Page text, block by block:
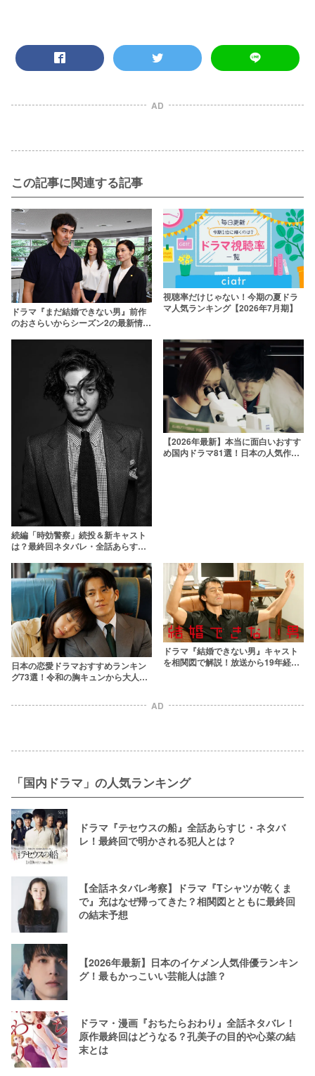
AD
この記事に関連する記事
ドラマ『まだ結婚できない男』前作
のおさらいからシーズン2の最新情報
視聴率だけじゃない！今期の夏ドラ
マ人気ランキング【2026年7月期】
続編「時効警察」続投＆新キャスト
は？最終回ネタバレ・全話あらすじ
【2026年最新】本当に面白いおすす
め国内ドラマ81選！日本の人気作品
日本の恋愛ドラマおすすめランキン
グ73選！令和の胸キュンから大人向
ドラマ『結婚できない男』キャスト
を相関図で解説！放送から19年経っ
AD
「国内ドラマ」の人気ランキング
ドラマ『テセウスの船』全話あらすじ・ネタバ
レ！最終回で明かされる犯人とは？
【全話ネタバレ考察】ドラマ『Tシャツが乾くま
で』充はなぜ帰ってきた？相関図とともに最終回
の結末予想
【2026年最新】日本のイケメン人気俳優ランキン
グ！最もかっこいい芸能人は誰？
ドラマ・漫画『おちたらおわり』全話ネタバレ！
原作最終回はどうなる？孔美子の目的や心菜の結
末とは